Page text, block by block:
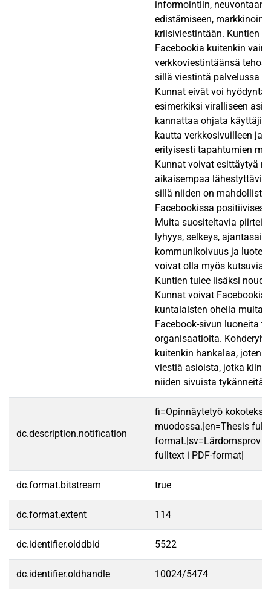
informointiin, neuvontaan,
edistämiseen,
kriisiviestintään. Kuntien
Facebookia kuitenkin vain
verkkoviestintäänsä
sillä viestintä palvelussa
Kunnat eivät voi
esimerkiksi viralliseen
kannattaa ohjata käyttäjiä
kautta verkkosivuilleen ja
erityisesti tapahtumien
Kunnat voivat esittäytyä
aikaisempaa
sillä niiden on mahdollista
Facebookissa
Muita suositeltavia
lyhyys, selkeys,
kommunikoivuus ja
voivat olla myös kutsuvia
Kuntien tulee lisäksi
Kunnat voivat
kuntalaisten ohella muita
Facebook-sivun luoneita
organisaatioita.
kuitenkin hankalaa, joten
viestiä asioista, jotka
niiden sivuista tykänneitä
dc.description.notification
fi=Opinnäytetyö
muodossa.|en=Thesis
format.|sv=Lärdomsprov
fulltext i PDF-format|
dc.format.bitstream true
dc.format.extent 114
dc.identifier.olddbid 5522
dc.identifier.oldhandle 10024/5474